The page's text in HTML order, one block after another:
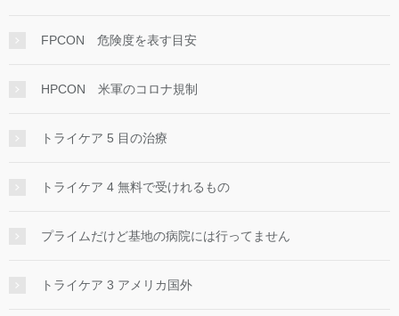
FPCON 危険度を表す目安
HPCON 米軍のコロナ規制
トライケア 5 目の治療
トライケア 4 無料で受けれるもの
プライムだけど基地の病院には行ってません
トライケア 3 アメリカ国外